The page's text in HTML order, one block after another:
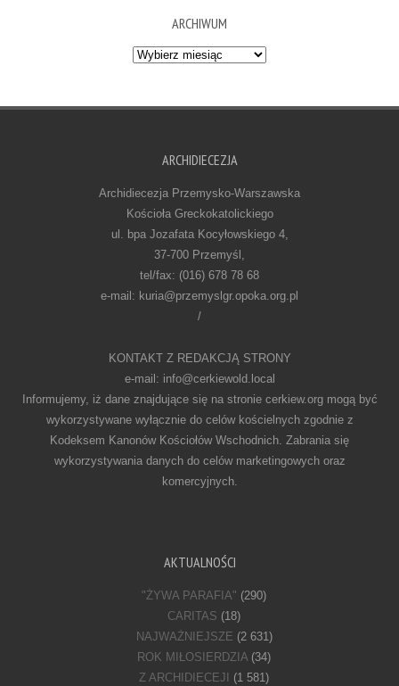
ARCHIWUM
Archiwum
ARCHIDIECEZJA
Archidiecezja Przemysko-Warszawska
Kościoła Greckokatolickiego
ul. bpa Jozafata Kocyłowskiego 4,
37-700 Przemyśl,
tel/fax: (016) 678 78 68
e-mail: kuria@przemyslgr.opoka.org.pl
/
KONTAKT Z REDAKCJĄ STRONY
e-mail: info@cerkiewold.local
Informujemy, iż dane znajdujące się na stronie cerkiew.org mogą być
wykorzystywane wyłącznie do celów kościelnych zgodnie z
Kodeksem Kanonów Kościołów Wschodnich. Zabrania się
wykorzystywania danych do celów marketingowych oraz
komercyjnych.
AKTUALNOŚCI
"ŻYWA PARAFIA" (290)
CARITAS (18)
NAJWAŻNIEJSZE (2 631)
ROK MIŁOSIERDZIA(34)
Z ARCHIDIECEJI
(1 581)